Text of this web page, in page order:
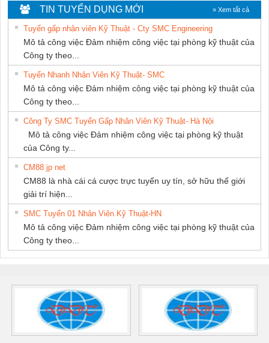
HƯNG
NGHIỆP NIHON
SETSUBI VIỆT
NAM
CÁP ĐIỆN
THƯỢNG ĐÌNH
TIN TUYỂN DỤNG MỚI » Xem tất cả
Tuyển gấp nhân viên Kỹ Thuật - Cty SMC Engineering
Mô tả công việc Đảm nhiệm công việc tại phòng kỹ thuật của
Công ty theo...
Tuyển Nhanh Nhân Viên Kỹ Thuật- SMC
Mô tả công việc Đảm nhiệm công việc tại phòng kỹ thuật của
Công ty theo...
Công Ty SMC Tuyển Gấp Nhân Viên Kỹ Thuật- Hà Nội
Mô tả công việc Đảm nhiệm công việc tại phòng kỹ thuật
của Công ty...
CM88 jp net
CM88 là nhà cái cá cược trực tuyến uy tín, sở hữu thế giới
giải trí hiện...
SMC Tuyển 01 Nhân Viên Kỹ Thuật-HN
Mô tả công việc Đảm nhiệm công việc tại phòng kỹ thuật của
Công ty theo...